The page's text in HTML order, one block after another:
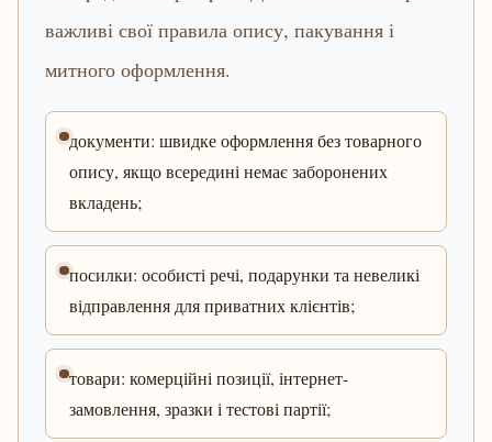
важливі свої правила опису, пакування і
митного оформлення.
документи: швидке оформлення без товарного
опису, якщо всередині немає заборонених
вкладень;
посилки: особисті речі, подарунки та невеликі
відправлення для приватних клієнтів;
товари: комерційні позиції, інтернет-
замовлення, зразки і тестові партії;